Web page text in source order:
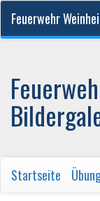
Feuerwehr
Startseite